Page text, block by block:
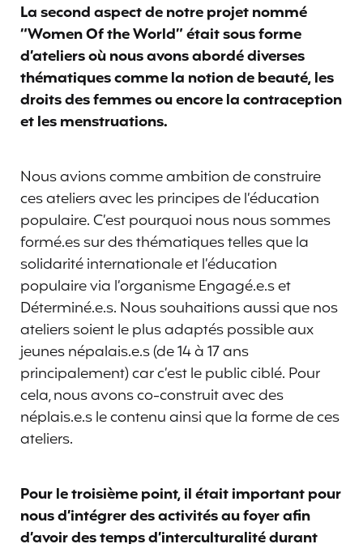
La second aspect de notre projet nommé
“Women Of the World” était sous forme
d’ateliers où nous avons abordé diverses
thématiques comme la notion de beauté, les
droits des femmes ou encore la contraception
et les menstruations.
Nous avions comme ambition de construire
ces ateliers avec les principes de l’éducation
populaire. C’est pourquoi nous nous sommes
formé.es sur des thématiques telles que la
solidarité internationale et l’éducation
populaire via l’organisme Engagé.e.s et
Déterminé.e.s. Nous souhaitions aussi que nos
ateliers soient le plus adaptés possible aux
jeunes népalais.e.s (de 14 à 17 ans
principalement) car c’est le public ciblé. Pour
cela, nous avons co-construit avec des
néplais.e.s le contenu ainsi que la forme de ces
ateliers.
Pour le troisième point, il était important pour
nous d’intégrer des activités au foyer afin
d’avoir des temps d’interculturalité durant